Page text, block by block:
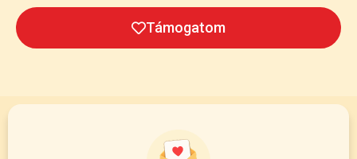
Támogatom